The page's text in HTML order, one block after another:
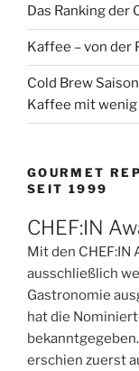
Das Ranking der
Kaffee – von der
Cold Brew
Kaffee mit wenig
GOURMET
SEIT 1999
CHEF:IN
Mit den
ausschließlich
Gastronomie
hat die
erschien zuerst